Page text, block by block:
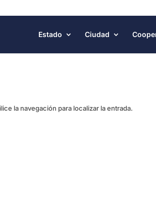
Estado Ciudad
la navegación para localizar la entrada.